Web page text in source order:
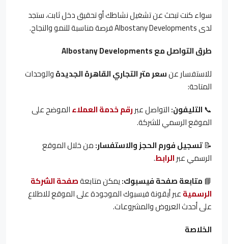
سواء كنت تبحث عن تشغيل نشاطك أو تحقيق دخل ثابت، ستجد
لدى Albostany Developments فرصة مناسبة للنمو والنجاح.
طرق التواصل مع
للاستفسار عنسعر متر التجاري القاهرة الجديدةوالوحدات
المتاحة:
📞التليفون:التواصل عبررقم خدمة العملاءالموضح على
الموقع الرسمي للشركة.
📝تسجيل فورم الحجز والاستفسار:من خلال الموقع
الرسمي عبرالرابط.
📘متابعة صفحة فيسبوك:يمكن متابعةصفحة الشركة
الرسميةعبر أيقونة فيسبوك الموجودة على الموقع للاطلاع
على أحدث العروض والمشروعات.
الخلاصة